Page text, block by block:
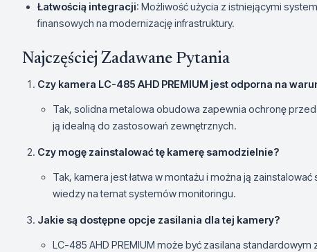
Łatwością integracji: Możliwość użycia z istniejącymi
finansowych na modernizację infrastruktury.
Najczęściej Zadawane Pytania
Czy kamera LC-485 AHD PREMIUM jest odporna na
Tak, solidna metalowa obudowa zapewnia ochronę
ją idealną do zastosowań zewnętrznych.
Czy mogę zainstalować tę kamerę samodzielnie?
Tak, kamera jest łatwa w montażu i można ją
wiedzy na temat systemów monitoringu.
Jakie są dostępne opcje zasilania dla tej kamery?
LC-485 AHD PREMIUM może być zasilana